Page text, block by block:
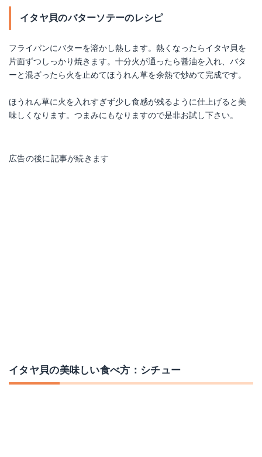
イタヤ貝のバターソテーのレシピ
フライパンにバターを溶かし熱します。熱くなったらイタヤ貝を
片面ずつしっかり焼きます。十分火が通ったら醤油を入れ、バタ
ーと混ざったら火を止めてほうれん草を余熱で炒めて完成です。
ほうれん草に火を入れすぎず少し食感が残るように仕上げると美
味しくなります。つまみにもなりますので是非お試し下さい。
広告の後に記事が続きます
イタヤ貝の美味しい食べ方：シチュー